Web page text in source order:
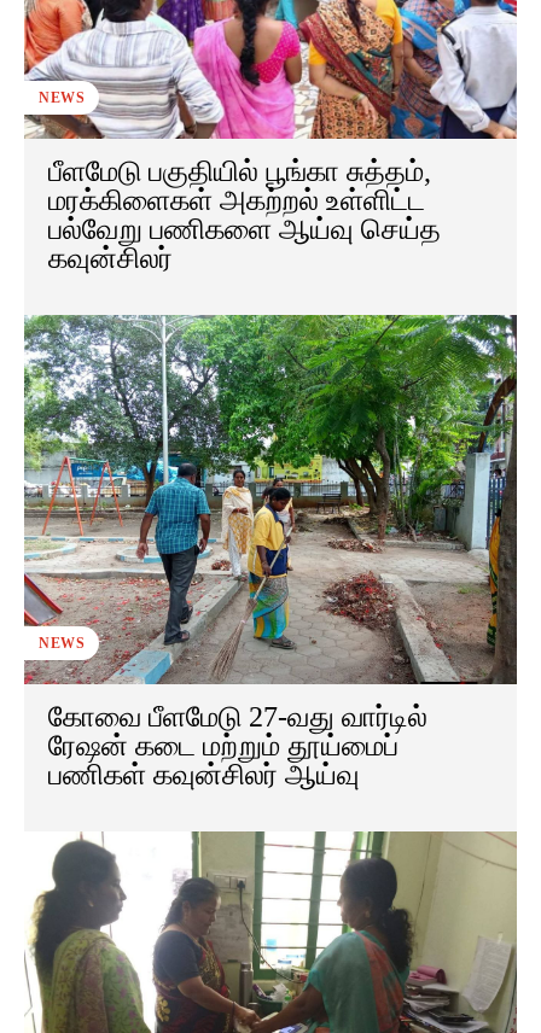
NEWS
பீளமேடு பகுதியில் பூங்கா சுத்தம்,
மரக்கிளைகள் அகற்றல் உள்ளிட்ட
பல்வேறு பணிகளை ஆய்வு செய்த
கவுன்சிலர்
NEWS
கோவை பீளமேடு 27-வது வார்டில்
ரேஷன் கடை மற்றும் தூய்மைப்
பணிகள் கவுன்சிலர் ஆய்வு